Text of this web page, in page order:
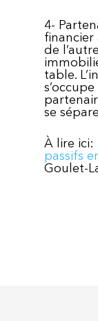
4-
financier
de
table.
se
À lire ici:
passifs
Goulet-